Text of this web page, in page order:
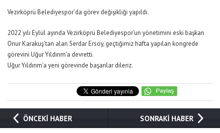
Vezirköprü Belediyespor’da görev değişikliği yapıldı.
2022 yılı Eylül ayında Vezirköprü Belediyespor’un yönetimini eski başkan
Onur Karakuş’tan alan Serdar Ersoy, geçtiğimiz hafta yapılan kongrede
görevini Uğur Yıldırım’a devretti.
Uğur Yıldırım’a yeni görevinde başarılar dileriz.
ÖNCEKİ HABER SONRAKİ HABER